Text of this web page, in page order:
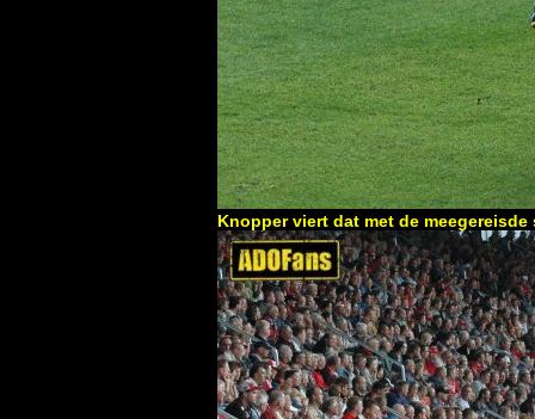
Knopper viert dat met de